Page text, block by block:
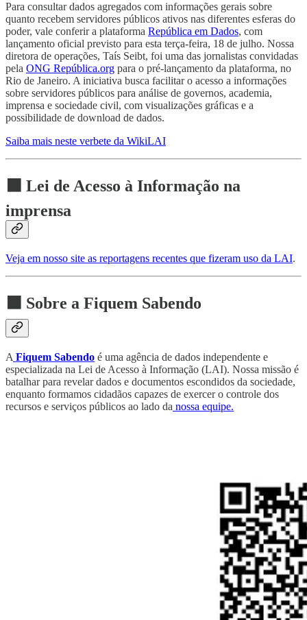
Para consultar dados agregados com informações gerais sobre
quanto recebem servidores públicos ativos nas diferentes esferas do
poder, vale conferir a plataforma República em Dados, com
lançamento oficial previsto para esta terça-feira, 18 de julho. Nossa
diretora de operações, Taís Seibt, foi uma das jornalistas convidadas
pela ONG República.org para o pré-lançamento da plataforma, no
Rio de Janeiro. A iniciativa busca facilitar o acesso a informações
sobre servidores públicos para análise de governos, academia,
imprensa e sociedade civil, com visualizações gráficas e a
possibilidade de download de dados.
Saiba mais neste verbete da WikiLAI
⬛ Lei de Acesso à Informação na
imprensa
Veja em nosso site as reportagens recentes que fizeram uso da LAI.
⬛ Sobre a Fiquem Sabendo
A Fiquem Sabendo é uma agência de dados independente e
especializada na Lei de Acesso à Informação (LAI). Nossa missão é
batalhar para revelar dados e documentos escondidos da sociedade,
enquanto formamos cidadãos capazes de exercer o controle dos
recursos e serviços públicos ao lado da nossa equipe.